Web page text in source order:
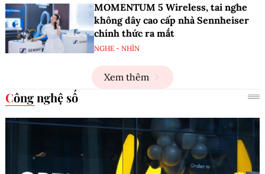
MOMENTUM 5 Wireless, tai nghe
không dây cao cấp nhà Sennheiser
chính thức ra mắt
NGHE - NHÌN
Xem thêm
Công nghệ số